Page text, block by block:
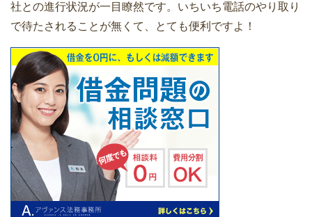
社との進行状況が一目瞭然です。いちいち電話のやり取り
で待たされることが無くて、とても便利ですよ！